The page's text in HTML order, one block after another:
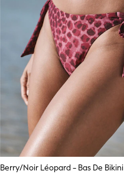
Berry/noir Léopard - Bas De Bikini